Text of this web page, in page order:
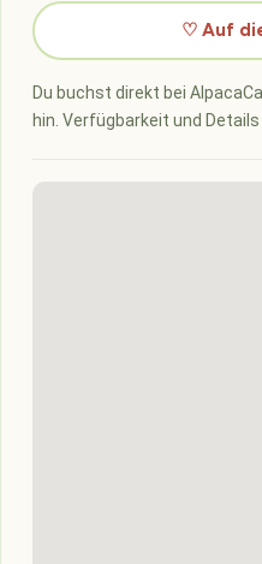
♡ Auf
Du buchst direkt bei
hin. Verfügbarkeit und